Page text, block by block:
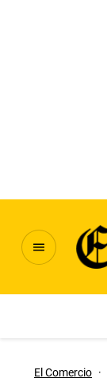
El Comercio ·